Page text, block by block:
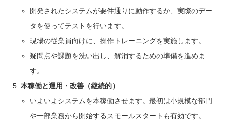
開発されたシステムが要件通りに動作するか、実際のデー
タを使ってテストを行います。
現場の従業員向けに、操作トレーニングを実施します。
疑問点や課題を洗い出し、解消するための準備を進めま
す。
本稼働と運用・改善（継続的）
いよいよシステムを本稼働させます。最初は小規模な部門
や一部業務から開始するスモールスタートも有効です。